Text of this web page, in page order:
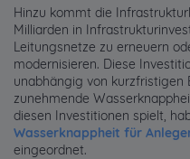
Hinzu kommt die
Milliarden in
Leitungsnetze zu erneuern
modernisieren. Diese
unabhängig von kurzfristigen
zunehmende
diesen Investitionen spielt,
Wasserknappheit für
eingeordnet.